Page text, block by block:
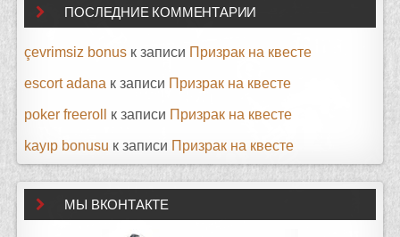
ПОСЛЕДНИЕ КОММЕНТАРИИ
çevrimsiz bonus к записи Призрак на квесте
escort adana к записи Призрак на квесте
poker freeroll к записи Призрак на квесте
kayıp bonusu к записи Призрак на квесте
МЫ ВКОНТАКТЕ